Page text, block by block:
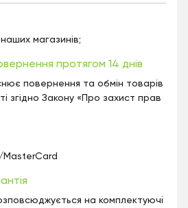
магазинів;
протягом 14 днів
повернення та обмін товарів
згідно Закону «Про захист прав
MasterCard
на комплектуючі